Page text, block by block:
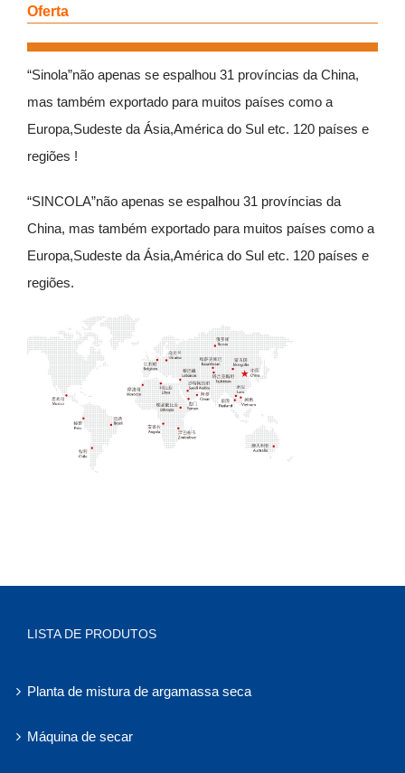
Oferta
“Sinola”não apenas se espalhou 31 províncias da China,
mas também exportado para muitos países como a
Europa,Sudeste da Ásia,América do Sul etc. 120 países e
regiões !
“SINCOLA”não apenas se espalhou 31 províncias da
China, mas também exportado para muitos países como a
Europa,Sudeste da Ásia,América do Sul etc. 120 países e
regiões.
LISTA DE PRODUTOS
Planta de mistura de argamassa seca
Máquina de secar